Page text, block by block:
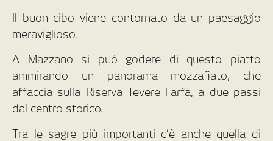
Il buon cibo viene contornato da un paesaggio
meraviglioso.
A Mazzano si può godere di questo piatto
ammirando un panorama mozzafiato, che
affaccia sulla Riserva Tevere Farfa, a due passi
dal centro storico.
Tra le sagre più importanti c’è anche quella di